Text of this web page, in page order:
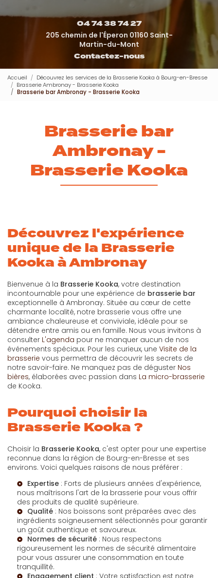
04 74 38 74 27
205 chemin de l'Éperon 01160 Saint-
Martin-du-Mont
Contactez-nous
Accueil
Découvrez les services de la Brasserie Kooka à Bourg-en-Bresse
Brasserie Ambronay - Brasserie Kooka
Brasserie bar Ambronay - Brasserie Kooka
Brasserie bar
Ambronay -
Brasserie Kooka
Découvrez l'expérience
unique de la Brasserie
Kooka à Ambronay
Bienvenue à la Brasserie Kooka, votre destination
incontournable pour une expérience de brasserie bar
exceptionnelle à Ambronay. Située au cœur de cette
charmante localité, notre brasserie vous offre une
ambiance chaleureuse et conviviale, idéale pour se
détendre entre amis ou en famille. Nous vous invitons à
consulter L'agenda pour ne manquer aucun de nos
événements spéciaux. Pour les curieux, une Visite de la
brasserie vous permettra de découvrir les secrets de
notre savoir-faire. Ne manquez pas de déguster Nos
bières, élaborées avec passion dans La micro-brasserie
de Kooka.
Pourquoi choisir la
Brasserie Kooka ?
Choisir la Brasserie Kooka, c'est opter pour une expertise
reconnue dans la région de Bourg-en-Bresse et ses
environs. Voici quelques raisons de nous préférer :
Expertise : Forts de plusieurs années d'expérience,
nous maîtrisons l'art de la brasserie pour vous offrir
des produits de qualité supérieure.
Qualité : Nos boissons sont préparées avec des
ingrédients soigneusement sélectionnés pour garantir
un goût authentique et savoureux.
Normes de sécurité : Nous respectons
rigoureusement les normes de sécurité alimentaire
pour vous assurer une consommation en toute
tranquillité.
Engagement client : Votre satisfaction est notre